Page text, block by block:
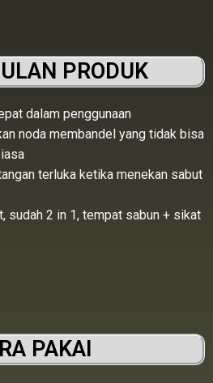
PRODUK
dalam penggunaan
noda membandel yang tidak bisa
terluka ketika menekan sabut
sudah 2 in 1, tempat sabun + sikat
PAKAI